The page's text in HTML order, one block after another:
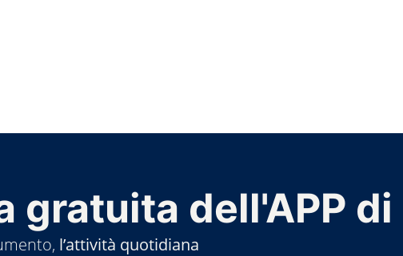
gratuita dell'APP
l’attività quotidiana